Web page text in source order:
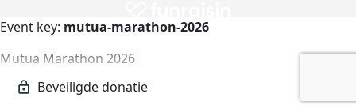
Event key: mutua-marathon-2026
Mutua Marathon 2026
mutua-marathon-2026